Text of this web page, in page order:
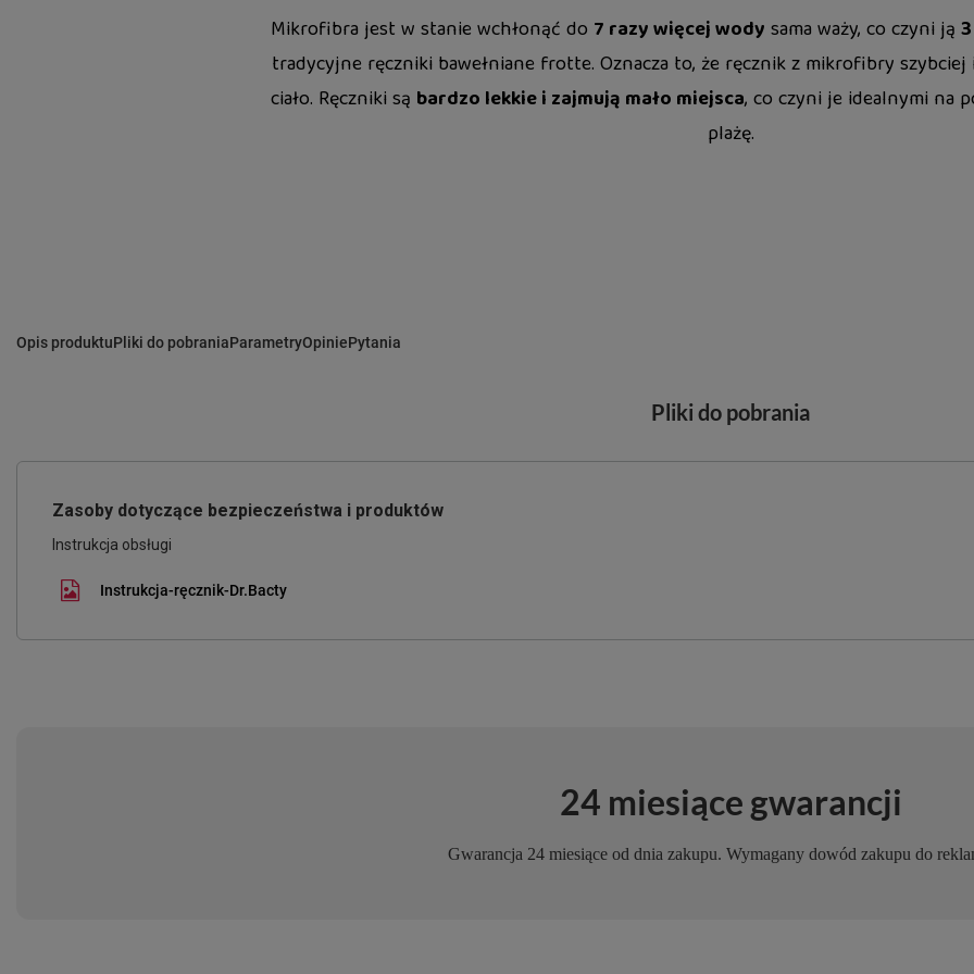
Opis produktuPliki do pobraniaParametryOpiniePytania
Mikrofibra jest w stanie wchłonąć do 7 razy więcej wodysama waży, co czyni ją
tradycyjne ręczniki bawełniane frotte. Oznacza to, że ręcznik z mikrofibry szybciej
ciało. Ręczniki są bardzo lekkie i zajmują mało miejsca, co czyni je idealnymi na
plażę.
Pliki do pobrania
Zasoby dotyczące bezpieczeństwa i produktów
Instrukcja obsługi
Instrukcja-ręcznik-Dr.Bacty
24 miesiące gwarancji
Gwarancja 24 miesiące od dnia zakupu. Wymagany dowód zakupu do